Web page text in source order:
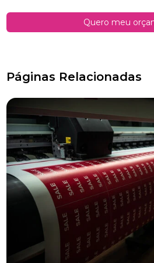
Quero meu
Páginas Relacionadas